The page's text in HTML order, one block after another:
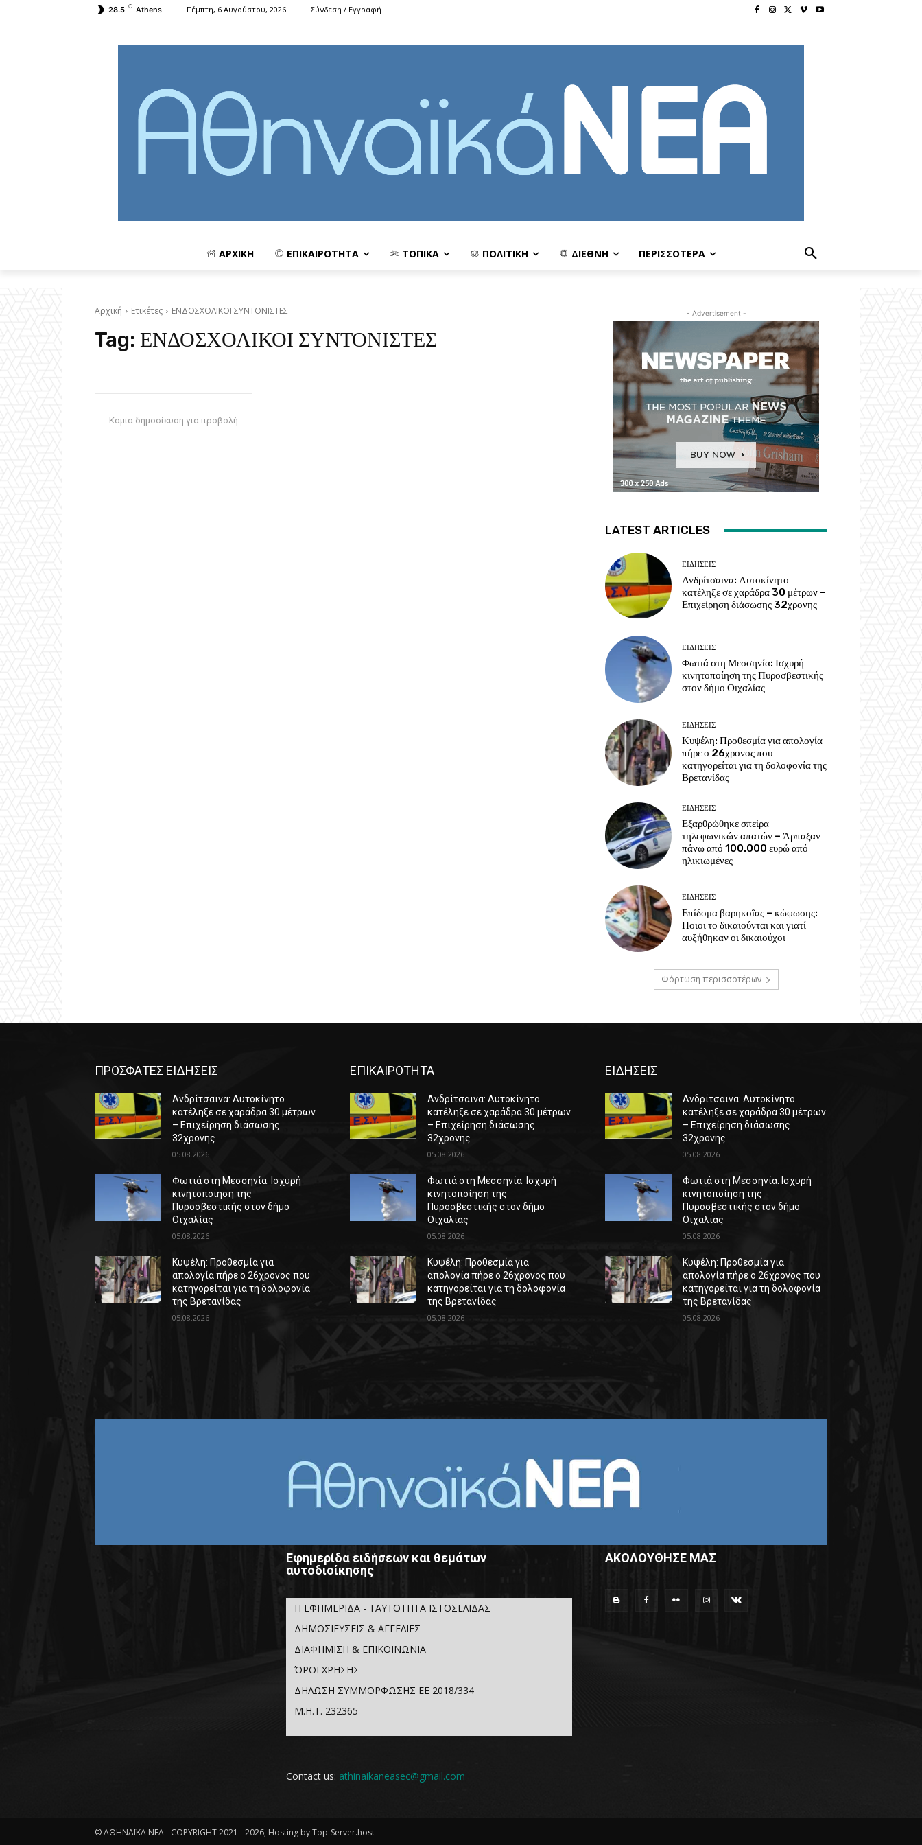
28.5 C Athens Πέμπτη, 6 Αυγούστου, 2026 Σύνδεση / Εγγραφή
ΑΡΧΙΚΗ ΕΠΙΚΑΙΡΟΤΗΤΑ ΤΟΠΙΚΑ ΠΟΛΙΤΙΚΗ ΔΙΕΘΝΗ ΠΕΡΙΣΣΟΤΕΡΑ
Αρχική Ετικέτες ΕΝΔΟΣΧΟΛΙΚΟΙ ΣΥΝΤΟΝΙΣΤΕΣ
Tag: ΕΝΔΟΣΧΟΛΙΚΟΙ ΣΥΝΤΟΝΙΣΤΕΣ
Καμία δημοσίευση για προβολή
- Advertisement -
LATEST ARTICLES
ΕΙΔΗΣΕΙΣ
Ανδρίτσαινα: Αυτοκίνητο
κατέληξε σε χαράδρα 30 μέτρων –
Επιχείρηση διάσωσης 32χρονης
ΕΙΔΗΣΕΙΣ
Φωτιά στη Μεσσηνία: Ισχυρή
κινητοποίηση της Πυροσβεστικής
στον δήμο Οιχαλίας
ΕΙΔΗΣΕΙΣ
Κυψέλη: Προθεσμία για απολογία
πήρε ο 26χρονος που
κατηγορείται για τη δολοφονία της
Βρετανίδας
ΕΙΔΗΣΕΙΣ
Εξαρθρώθηκε σπείρα
τηλεφωνικών απατών – Άρπαξαν
πάνω από 100.000 ευρώ από
ηλικιωμένες
ΕΙΔΗΣΕΙΣ
Επίδομα βαρηκοΐας – κώφωσης:
Ποιοι το δικαιούνται και γιατί
αυξήθηκαν οι δικαιούχοι
Φόρτωση περισσοτέρων
ΠΡΟΣΦΑΤΕΣ ΕΙΔΗΣΕΙΣ
Ανδρίτσαινα: Αυτοκίνητο
κατέληξε σε χαράδρα 30 μέτρων
– Επιχείρηση διάσωσης
32χρονης
05.08.2026
Φωτιά στη Μεσσηνία: Ισχυρή
κινητοποίηση της
Πυροσβεστικής στον δήμο
Οιχαλίας
05.08.2026
Κυψέλη: Προθεσμία για
απολογία πήρε ο 26χρονος που
κατηγορείται για τη δολοφονία
της Βρετανίδας
05.08.2026
ΕΠΙΚΑΙΡΟΤΗΤΑ
Ανδρίτσαινα: Αυτοκίνητο
κατέληξε σε χαράδρα 30 μέτρων
– Επιχείρηση διάσωσης
32χρονης
05.08.2026
Φωτιά στη Μεσσηνία: Ισχυρή
κινητοποίηση της
Πυροσβεστικής στον δήμο
Οιχαλίας
05.08.2026
Κυψέλη: Προθεσμία για
απολογία πήρε ο 26χρονος που
κατηγορείται για τη δολοφονία
της Βρετανίδας
05.08.2026
ΕΙΔΗΣΕΙΣ
Ανδρίτσαινα: Αυτοκίνητο
κατέληξε σε χαράδρα 30 μέτρων
– Επιχείρηση διάσωσης
32χρονης
05.08.2026
Φωτιά στη Μεσσηνία: Ισχυρή
κινητοποίηση της
Πυροσβεστικής στον δήμο
Οιχαλίας
05.08.2026
Κυψέλη: Προθεσμία για
απολογία πήρε ο 26χρονος που
κατηγορείται για τη δολοφονία
της Βρετανίδας
05.08.2026
Εφημερίδα ειδήσεων και θεμάτων
αυτοδιοίκησης
Η ΕΦΗΜΕΡΙΔΑ - ΤΑΥΤΟΤΗΤΑ ΙΣΤΟΣΕΛΙΔΑΣ
ΔΗΜΟΣΙΕΥΣΕΙΣ & ΑΓΓΕΛΙΕΣ
ΔΙΑΦΗΜΙΣΗ & ΕΠΙΚΟΙΝΩΝΙΑ
ΌΡΟΙ ΧΡΗΣΗΣ
ΔΗΛΩΣΗ ΣΥΜΜΟΡΦΩΣΗΣ ΕΕ 2018/334
Μ.Η.Τ. 232365
Contact us: athinaikaneasec@gmail.com
ΑΚΟΛΟΥΘΗΣΕ ΜΑΣ
© ΑΘΗΝΑΪΚΑ ΝΕΑ - COPYRIGHT 2021 - 2026, Hosting by Top-Server.host